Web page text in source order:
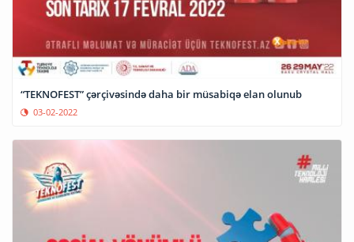
“TEKNOFEST” çərçivəsində daha bir müsabiqə elan olunub
03-02-2022